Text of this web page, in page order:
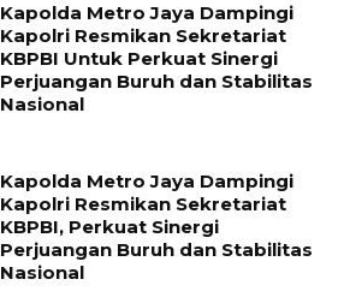
Kapolda Metro Jaya Dampingi
Kapolri Resmikan Sekretariat
KBPBI Untuk Perkuat Sinergi
Perjuangan Buruh dan Stabilitas
Nasional
Kapolda Metro Jaya Dampingi
Kapolri Resmikan Sekretariat
KBPBI, Perkuat Sinergi
Perjuangan Buruh dan Stabilitas
Nasional